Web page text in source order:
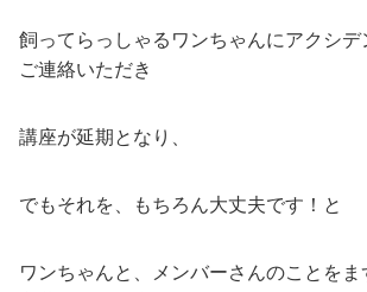
飼ってらっしゃるワンちゃんにアクシ
ご連絡いただき
講座が延期となり、
でもそれを、もちろん大丈夫です！と
ワンちゃんと、メンバーさんのことをま